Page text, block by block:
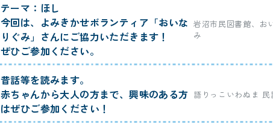
テーマ：ほし
今回は、よみきかせボランティア「おいな
りぐみ」さんにご協力いただきます！
ぜひご参加ください。
岩沼市民図書館、お
み
昔話等を読みます。
赤ちゃんから大人の方まで、興味のある方
はぜひご参加ください！
語りっこいわぬま 民